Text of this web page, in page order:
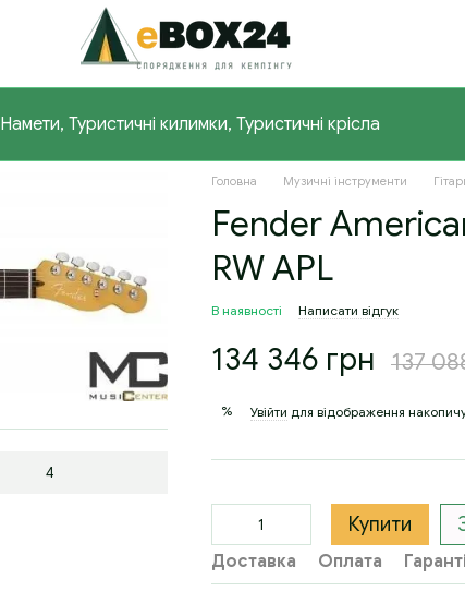
Намети, Туристичні килимки, Туристичні крісла
4
Головна Музичні інструменти
Fender
RW APL
В наявності Написати відгук
134 346 грн 137
% Увійти для відображення
Купити
Доставка Оплата